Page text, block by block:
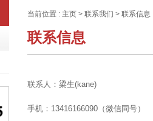
当前位置 : 主页 > 联系我们 > 联系信息
联系信息
联系人：梁生(kane)
手机：13416166090（微信同号）